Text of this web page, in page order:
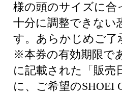
様の頭のサイズに合
十分に調整できない
す。あらかじめご了
※本券の有効期限で
に記載された「販売
に、ご希望のSHOEI